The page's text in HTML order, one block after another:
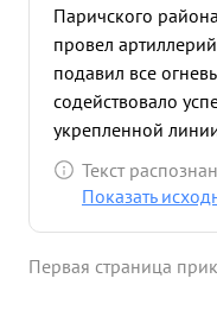
Паричского
провел
подавил все
содействовало
укрепленной
безпрепятстве
сопротивления.
Полком
Текст
Показать
Первая страница